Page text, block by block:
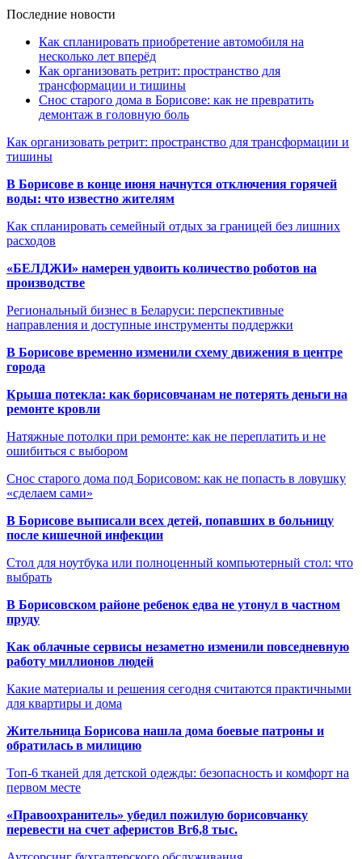
Последние новости
Как спланировать приобретение автомобиля на
несколько лет вперёд
Как организовать ретрит: пространство для
трансформации и тишины
Снос старого дома в Борисове: как не превратить
демонтаж в головную боль
Как организовать ретрит: пространство для трансформации и
тишины
В Борисове в конце июня начнутся отключения горячей
воды: что известно жителям
Как спланировать семейный отдых за границей без лишних
расходов
«БЕЛДЖИ» намерен удвоить количество роботов на
производстве
Региональный бизнес в Беларуси: перспективные
направления и доступные инструменты поддержки
В Борисове временно изменили схему движения в центре
города
Крыша потекла: как борисовчанам не потерять деньги на
ремонте кровли
Натяжные потолки при ремонте: как не переплатить и не
ошибиться с выбором
Снос старого дома под Борисовом: как не попасть в ловушку
«сделаем сами»
В Борисове выписали всех детей, попавших в больницу
после кишечной инфекции
Стол для ноутбука или полноценный компьютерный стол: что
выбрать
В Борисовском районе ребенок едва не утонул в частном
пруду
Как облачные сервисы незаметно изменили повседневную
работу миллионов людей
Какие материалы и решения сегодня считаются практичными
для квартиры и дома
Жительница Борисова нашла дома боевые патроны и
обратилась в милицию
Топ-6 тканей для детской одежды: безопасность и комфорт на
первом месте
«Правоохранитель» убедил пожилую борисовчанку
перевести на счет аферистов Br6,8 тыс.